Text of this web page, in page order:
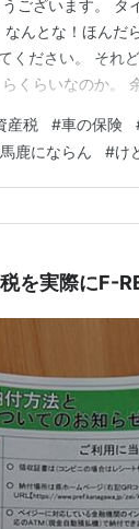
ございます。 タ
んとな！ほんだ
ください。 それ
くらいなのか。
として、車の保
からな…
産税 #車の保険
鹿にならん #け
を実際にF-